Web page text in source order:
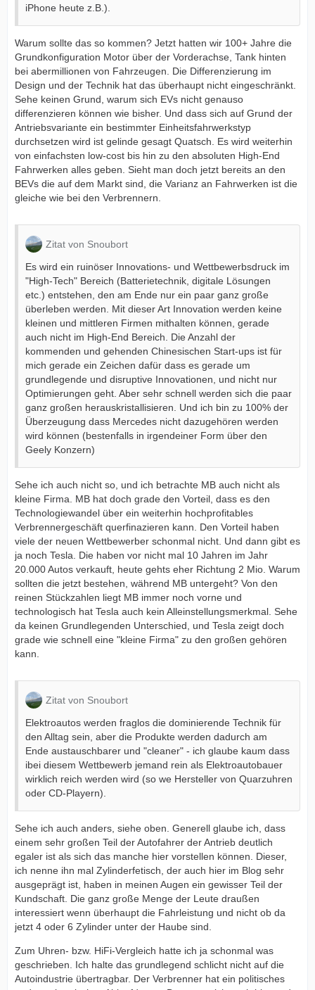
iPhone heute z.B.).
Warum sollte das so kommen? Jetzt hatten wir 100+ Jahre die
Grundkonfiguration Motor über der Vorderachse, Tank hinten
bei abermillionen von Fahrzeugen. Die Differenzierung im
Design und der Technik hat das überhaupt nicht eingeschränkt.
Sehe keinen Grund, warum sich EVs nicht genauso
differenzieren können wie bisher. Und dass sich auf Grund der
Antriebsvariante ein bestimmter Einheitsfahrwerkstyp
durchsetzen wird ist gelinde gesagt Quatsch. Es wird weiterhin
von einfachsten low-cost bis hin zu den absoluten High-End
Fahrwerken alles geben. Sieht man doch jetzt bereits an den
BEVs die auf dem Markt sind, die Varianz an Fahrwerken ist die
gleiche wie bei den Verbrennern.
Zitat von Snoubort
Es wird ein ruinöser Innovations- und Wettbewerbsdruck im
"High-Tech" Bereich (Batterietechnik, digitale Lösungen
etc.) entstehen, den am Ende nur ein paar ganz große
überleben werden. Mit dieser Art Innovation werden keine
kleinen und mittleren Firmen mithalten können, gerade
auch nicht im High-End Bereich. Die Anzahl der
kommenden und gehenden Chinesischen Start-ups ist für
mich gerade ein Zeichen dafür dass es gerade um
grundlegende und disruptive Innovationen, und nicht nur
Optimierungen geht. Aber sehr schnell werden sich die paar
ganz großen herauskristallisieren. Und ich bin zu 100% der
Überzeugung dass Mercedes nicht dazugehören werden
wird können (bestenfalls in irgendeiner Form über den
Geely Konzern)
Sehe ich auch nicht so, und ich betrachte MB auch nicht als
kleine Firma. MB hat doch grade den Vorteil, dass es den
Technologiewandel über ein weiterhin hochprofitables
Verbrennergeschäft querfinazieren kann. Den Vorteil haben
viele der neuen Wettbewerber schonmal nicht. Und dann gibt es
ja noch Tesla. Die haben vor nicht mal 10 Jahren im Jahr
20.000 Autos verkauft, heute gehts eher Richtung 2 Mio. Warum
sollten die jetzt bestehen, während MB untergeht? Von den
reinen Stückzahlen liegt MB immer noch vorne und
technologisch hat Tesla auch kein Alleinstellungsmerkmal. Sehe
da keinen Grundlegenden Unterschied, und Tesla zeigt doch
grade wie schnell eine "kleine Firma" zu den großen gehören
kann.
Zitat von Snoubort
Elektroautos werden fraglos die dominierende Technik für
den Alltag sein, aber die Produkte werden dadurch am
Ende austauschbarer und "cleaner" - ich glaube kaum dass
ibei diesem Wettbewerb jemand rein als Elektroautobauer
wirklich reich werden wird (so we Hersteller von Quarzuhren
oder CD-Playern).
Sehe ich auch anders, siehe oben. Generell glaube ich, dass
einem sehr großen Teil der Autofahrer der Antrieb deutlich
egaler ist als sich das manche hier vorstellen können. Dieser,
ich nenne ihn mal Zylinderfetisch, der auch hier im Blog sehr
ausgeprägt ist, haben in meinen Augen ein gewisser Teil der
Kundschaft. Die ganz große Menge der Leute draußen
interessiert wenn überhaupt die Fahrleistung und nicht ob da
jetzt 4 oder 6 Zylinder unter der Haube sind.
Zum Uhren- bzw. HiFi-Vergleich hatte ich ja schonmal was
geschrieben. Ich halte das grundlegend schlicht nicht auf die
Autoindustrie übertragbar. Der Verbrenner hat ein politisches